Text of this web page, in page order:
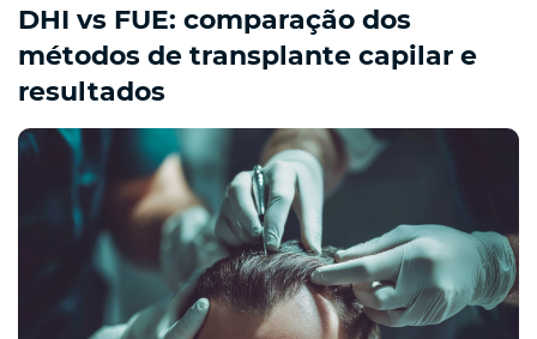
DHI vs FUE: comparação dos
métodos de transplante capilar e
resultados